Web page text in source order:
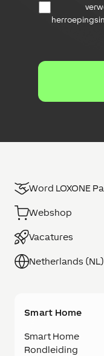
Word LOXONE
Webshop
Vacatures
Netherlands (NL)
Smart Home
Smart Home
Rondleiding